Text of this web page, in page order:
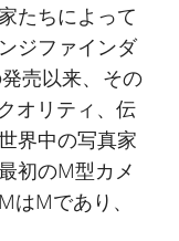
たちによって
ジファインダ
売以来、その
オリティ、伝
界中の写真家
初のM型カメ
はMであり、